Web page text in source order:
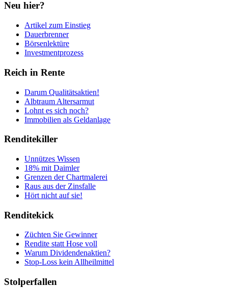
Neu hier?
Artikel zum Einstieg
Dauerbrenner
Börsenlektüre
Investmentprozess
Reich in Rente
Darum Qualitätsaktien!
Albtraum Altersarmut
Lohnt es sich noch?
Immobilien als Geldanlage
Renditekiller
Unnützes Wissen
18% mit Daimler
Grenzen der Chartmalerei
Raus aus der Zinsfalle
Hört nicht auf sie!
Renditekick
Züchten Sie Gewinner
Rendite statt Hose voll
Warum Dividendenaktien?
Stop-Loss kein Allheilmittel
Stolperfallen